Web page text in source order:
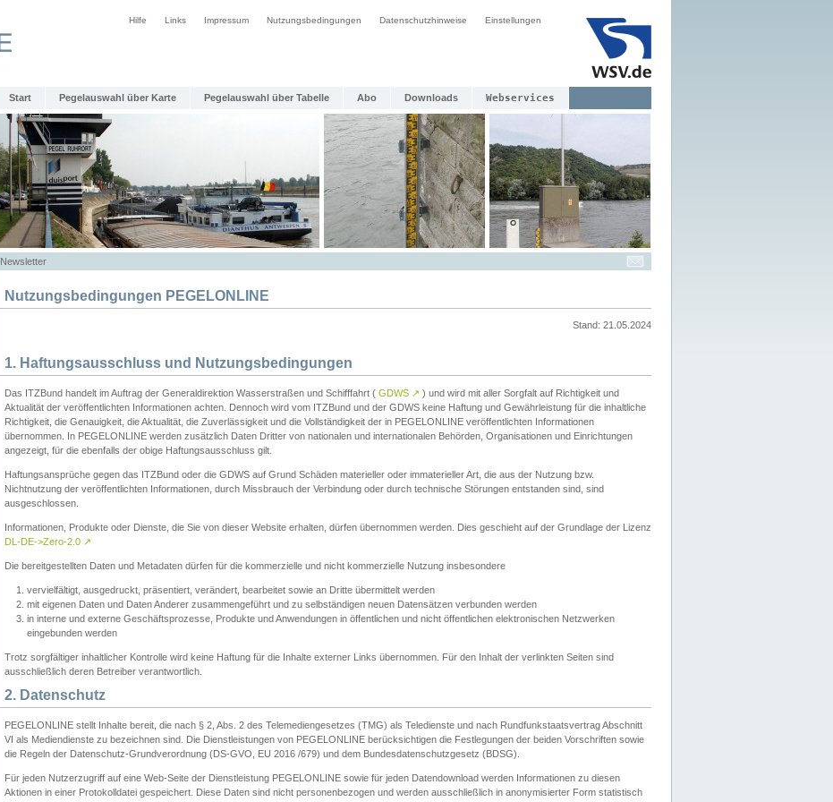
Hilfe Links Impressum Nutzungsbedingungen Datenschutzhinweise Einstellungen
Start Pegelauswahl über Karte Pegelauswahl über Tabelle Abo Downloads Webservices
Newsletter
Nutzungsbedingungen PEGELONLINE
Stand: 21.05.2024
1. Haftungsausschluss und Nutzungsbedingungen
Das ITZBund handelt im Auftrag der Generaldirektion Wasserstraßen und Schifffahrt ( GDWS ↗ ) und wird mit aller Sorgfalt auf Richtigkeit und
Aktualität der veröffentlichten Informationen achten. Dennoch wird vom ITZBund und der GDWS keine Haftung und Gewährleistung für die inhaltliche
Richtigkeit, die Genauigkeit, die Aktualität, die Zuverlässigkeit und die Vollständigkeit der in PEGELONLINE veröffentlichten Informationen
übernommen. In PEGELONLINE werden zusätzlich Daten Dritter von nationalen und internationalen Behörden, Organisationen und Einrichtungen
angezeigt, für die ebenfalls der obige Haftungsausschluss gilt.
Haftungsansprüche gegen das ITZBund oder die GDWS auf Grund Schäden materieller oder immaterieller Art, die aus der Nutzung bzw.
Nichtnutzung der veröffentlichten Informationen, durch Missbrauch der Verbindung oder durch technische Störungen entstanden sind, sind
ausgeschlossen.
Informationen, Produkte oder Dienste, die Sie von dieser Website erhalten, dürfen übernommen werden. Dies geschieht auf der Grundlage der Lizenz
DL-DE->Zero-2.0 ↗
Die bereitgestellten Daten und Metadaten dürfen für die kommerzielle und nicht kommerzielle Nutzung insbesondere
vervielfältigt, ausgedruckt, präsentiert, verändert, bearbeitet sowie an Dritte übermittelt werden
mit eigenen Daten und Daten Anderer zusammengeführt und zu selbständigen neuen Datensätzen verbunden werden
in interne und externe Geschäftsprozesse, Produkte und Anwendungen in öffentlichen und nicht öffentlichen elektronischen Netzwerken
eingebunden werden
Trotz sorgfältiger inhaltlicher Kontrolle wird keine Haftung für die Inhalte externer Links übernommen. Für den Inhalt der verlinkten Seiten sind
ausschließlich deren Betreiber verantwortlich.
2. Datenschutz
PEGELONLINE stellt Inhalte bereit, die nach § 2, Abs. 2 des Telemediengesetzes (TMG) als Teledienste und nach Rundfunkstaatsvertrag Abschnitt
VI als Mediendienste zu bezeichnen sind. Die Dienstleistungen von PEGELONLINE berücksichtigen die Festlegungen der beiden Vorschriften sowie
die Regeln der Datenschutz-Grundverordnung (DS-GVO, EU 2016 /679) und dem Bundesdatenschutzgesetz (BDSG).
Für jeden Nutzerzugriff auf eine Web-Seite der Dienstleistung PEGELONLINE sowie für jeden Datendownload werden Informationen zu diesen
Aktionen in einer Protokolldatei gespeichert. Diese Daten sind nicht personenbezogen und werden ausschließlich in anonymisierter Form statistisch